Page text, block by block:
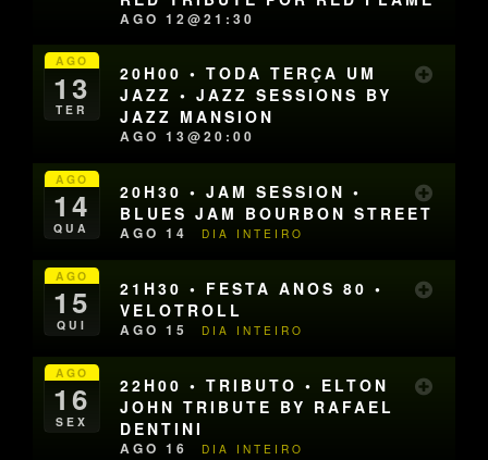
AGO 12@21:30
AGO
13
TER
20H00 • TODA TERÇA UM
JAZZ • JAZZ SESSIONS BY
JAZZ MANSION
AGO 13@20:00
AGO
14
QUA
20H30 • JAM SESSION •
BLUES JAM BOURBON STREET
AGO 14 DIA INTEIRO
AGO
15
QUI
21H30 • FESTA ANOS 80 •
VELOTROLL
AGO 15 DIA INTEIRO
AGO
16
SEX
22H00 • TRIBUTO • ELTON
JOHN TRIBUTE BY RAFAEL
DENTINI
AGO 16 DIA INTEIRO